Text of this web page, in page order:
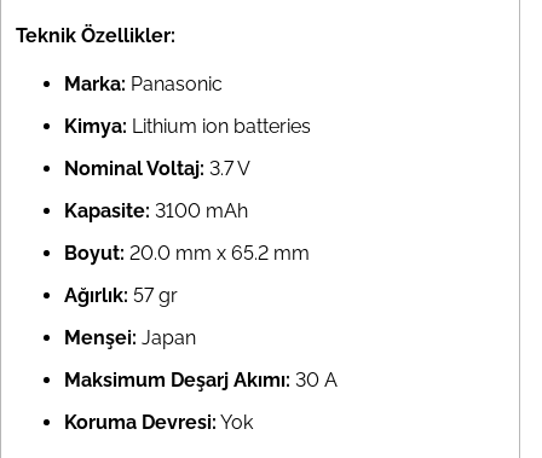
Teknik Özellikler:
Marka: Panasonic
Kimya: Lithium ion batteries
Nominal Voltaj: 3.7 V
Kapasite: 3100 mAh
Boyut: 20.0 mm x 65.2 mm
Ağırlık: 57 gr
Menşei: Japan
Maksimum Deşarj Akımı: 30 A
Koruma Devresi: Yok